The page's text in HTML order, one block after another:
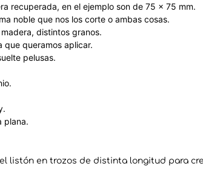
recuperada, en el ejemplo son de 75 x 75 mm.
noble que nos los corte o ambas cosas.
distintos granos.
que queramos aplicar.
pelusas.
plana.
listón en trozos de distinta longitud para